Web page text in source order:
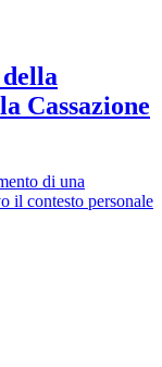
Cassazione
di una
il contesto personale